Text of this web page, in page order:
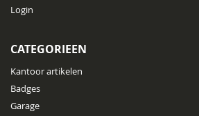
Login
CATEGORIEEN
Kantoor artikelen
Badges
Garage